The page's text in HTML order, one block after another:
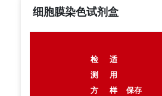
细胞膜染色试剂盒
检
测
方
适
用
样
保存